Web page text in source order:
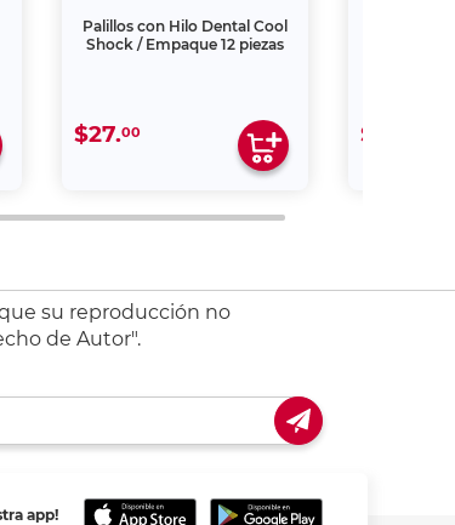
Palillos con Hilo Dental Cool
Shock / Empaque 12 piezas
$27.00 $27.
su reproducción no
de Autor".
app!